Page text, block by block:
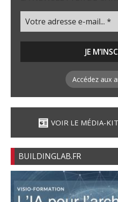
Accédez aux
VOIR LE MÉDIA-
BUILDINGLAB.FR